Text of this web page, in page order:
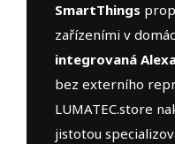
SmartThings
zařízeními v
integrovaná
bez externího
LUMATEC.store
jistotou